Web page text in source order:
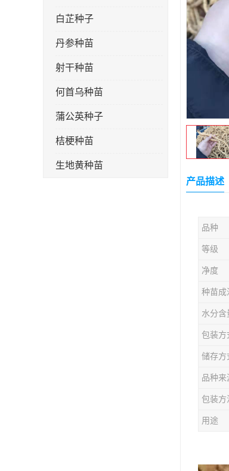
白芷种子
丹参种苗
射干种苗
何首乌种苗
蒲公英种子
桔梗种苗
生地黄种苗
产品描述
品种
等级
净度
种苗成
水分含
包装方
储存方
品种来
包装方
用途